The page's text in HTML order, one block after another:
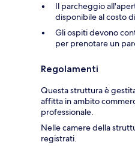
Il parcheggio
disponibile al costo
Gli ospiti devono
per prenotare un
Regolamenti
Questa struttura è
affitta in ambito
professionale.
Nelle camere della
registrati.